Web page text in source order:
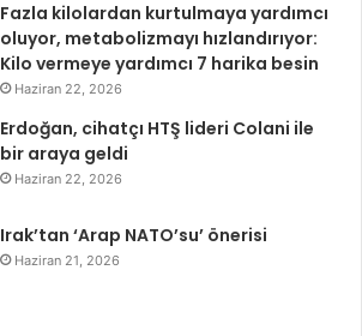
Fazla kilolardan kurtulmaya yardımcı
oluyor, metabolizmayı hızlandırıyor:
Kilo vermeye yardımcı 7 harika besin
Haziran 22, 2026
Erdoğan, cihatçı HTŞ lideri Colani ile
bir araya geldi
Haziran 22, 2026
Irak’tan ‘Arap NATO’su’ önerisi
Haziran 21, 2026